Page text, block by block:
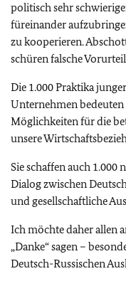
politisch sehr
füreinander
zu kooperieren.
schüren falsche
Die 1.000 Praktika
Unternehmen bedeuten
Möglichkeiten für die
unsere
Sie schaffen auch 1.000
Dialog zwischen
und gesellschaftliche
Ich möchte daher allen
„Danke“ sagen –
Deutsch-Russischen